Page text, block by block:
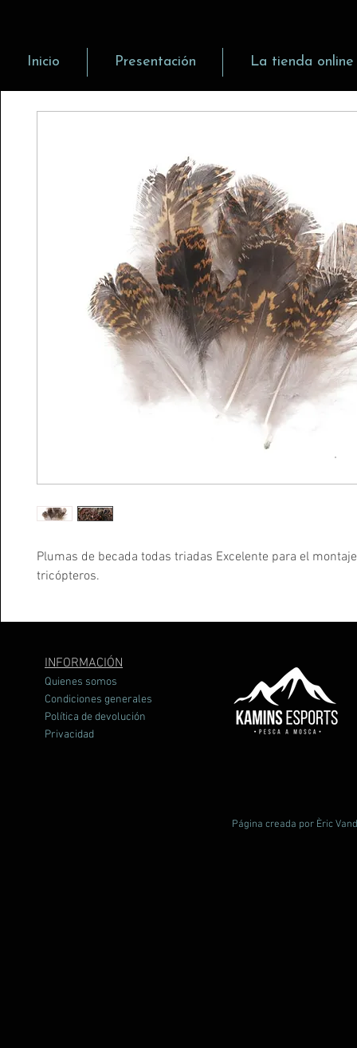
Inicio Presentación La tienda online
Plumas de becada todas triadas Excelente para el
tricópteros.
INFORMACIÓN
Quienes somos
Condiciones generales
Política de devolución
Privacidad
Página creada por Èric